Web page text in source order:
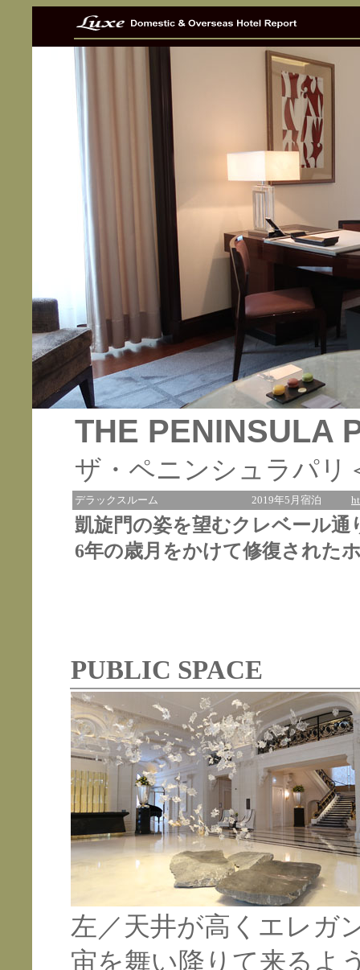
THE PENINSULA
ザ・ペニンシュラパリ
デラックスルーム 2019年5月宿泊
凱旋門の姿を望むクレベール
6年の歳月をかけて修復された
PUBLIC SPACE
左／天井が高くエレガ
宙を舞い降りて来るよ